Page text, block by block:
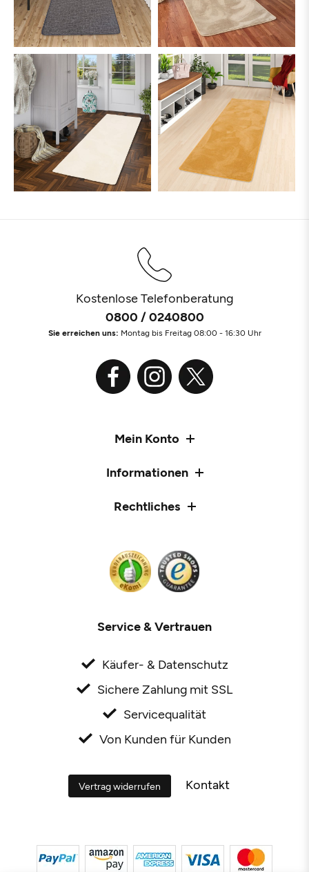
Kostenlose Telefonberatung
0800 / 0240800
Sie erreichen uns: Montag bis Freitag 08:00 - 16:30 Uhr
Mein Konto
Informationen
Rechtliches
Service & Vertrauen
Käufer- & Datenschutz
Sichere Zahlung mit SSL
Servicequalität
Von Kunden für Kunden
Vertrag widerrufen Kontakt